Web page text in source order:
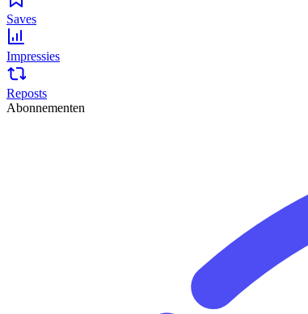
Saves
Impressies
Reposts
Abonnementen